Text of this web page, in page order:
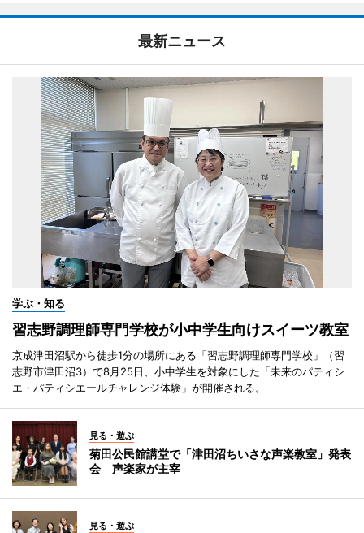
最新ニュース
学ぶ・知る
習志野調理師専門学校が小中学生向けスイーツ教室
京成津田沼駅から徒歩1分の場所にある「習志野調理師専門学校」（習
志野市津田沼3）で8月25日、小中学生を対象にした「未来のパティシ
エ・パティシエールチャレンジ体験」が開催される。
見る・遊ぶ
菊田公民館講堂で「津田沼ちいさな声楽教室」発表
会 声楽家が主宰
見る・遊ぶ